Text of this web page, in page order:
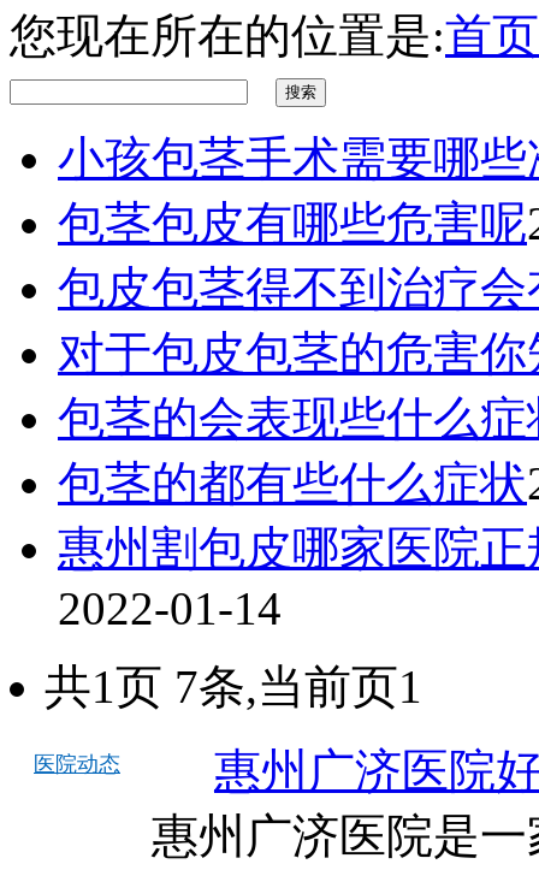
您现在所在的位置是:首页
小孩包茎手术需要哪些
包茎包皮有哪些危害呢
包皮包茎得不到治疗
对于包皮包茎的危害
包茎的会表现些什么症
包茎的都有些什么症状
惠州割包皮哪家医院
2022-01-14
共1页 7条,当前页1
医院动态
惠州广济医院
惠州广济医院是一